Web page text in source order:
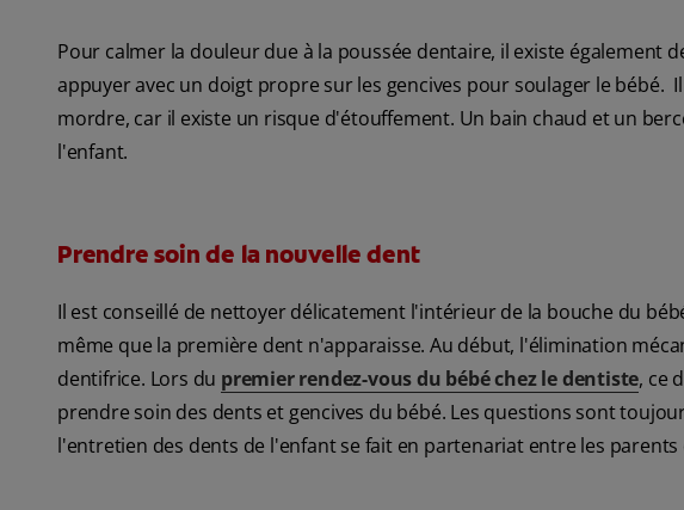
Pour calmer la douleur due à la poussée dentaire, il existe également
appuyer avec un doigt propre sur les gencives pour soulager le bébé.
mordre, car il existe un risque d'étouffement. Un bain chaud et un
l'enfant.
Prendre soin de la nouvelle dent
Il est conseillé de nettoyer délicatement l'intérieur de la bouche du
même que la première dent n'apparaisse. Au début, l'élimination
dentifrice. Lors du premier rendez-vous du bébé chez le dentiste, ce
prendre soin des dents et gencives du bébé. Les questions sont
l'entretien des dents de l'enfant se fait en partenariat entre les parents